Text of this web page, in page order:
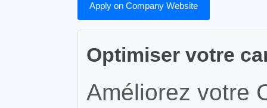
Apply on Company Website
Optimiser votre
Améliorez votre